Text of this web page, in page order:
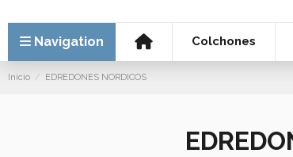
Navigation Colchones
Inicio EDREDONES NORDICOS